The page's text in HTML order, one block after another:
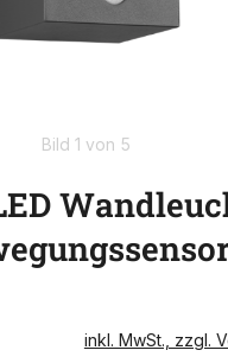
Bild 1 von 5
inkl. MwSt., zzgl.